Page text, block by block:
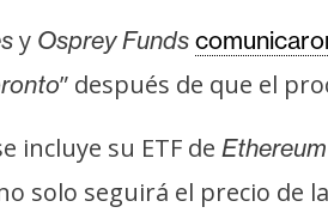
y Osprey Funds
” después de que el
incluye su ETF de Ethereum
solo seguirá el precio de